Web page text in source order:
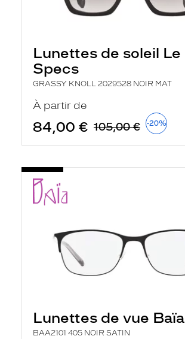
Lunettes de soleil Le
Specs
GRASSY KNOLL 2029528 NOIR MAT
À partir de
84,00 € 105,00 € -20%
Lunettes de vue Baïa
BAA2101 405 NOIR SATIN